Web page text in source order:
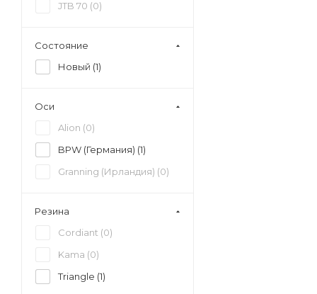
JTB 70 (0)
Состояние
Новый (1)
Оси
Alion (0)
BPW (Германия) (1)
Granning (Ирландия) (0)
Резина
Cordiant (0)
Kama (0)
Triangle (1)